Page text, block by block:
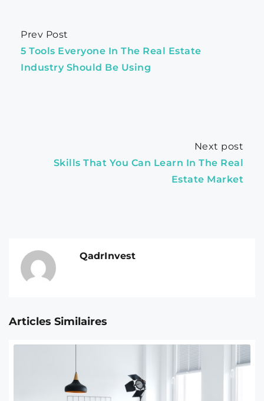
Prev Post
5 Tools Everyone In The Real Estate
Industry Should Be Using
Next post
Skills That You Can Learn In The Real
Estate Market
QadrInvest
Articles Similaires